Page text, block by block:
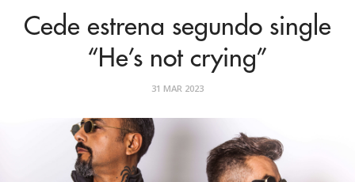
Cede estrena segundo single
“He’s not crying”
31 MAR 2023